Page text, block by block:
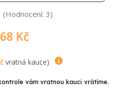
(Hodnocení: 3)
Kč
vratná kauce)
vám vratnou kauci vrátíme.